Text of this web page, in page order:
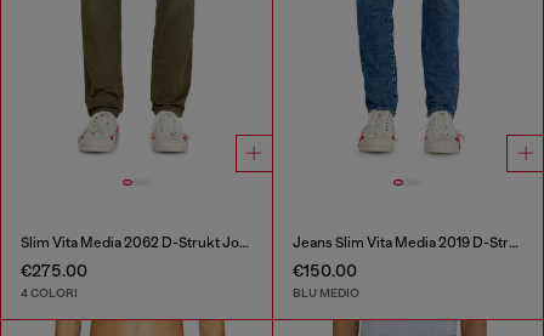
Slim Vita Media 2062 D-Strukt Joggjeans®
€275.00
4 COLORI
Jeans Slim Vita Media 2019 D-Strukt
€150.00
BLU MEDIO